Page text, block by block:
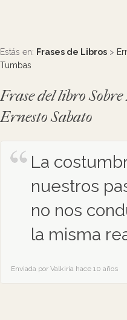
Estás en: Frases de Libros >
Tumbas
Frase del libro
Ernesto Sabato
La
nuestros
no nos
la misma
Enviada por Valkiria hace 10 años